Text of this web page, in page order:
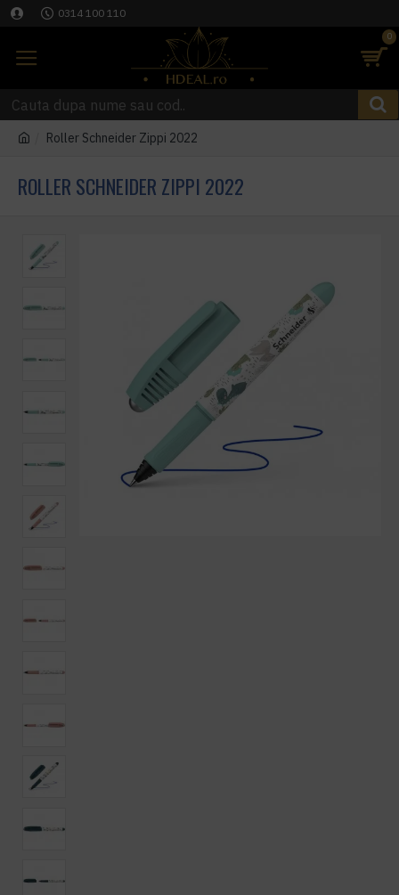
0314 100 110
0
Roller Schneider Zippi 2022
ROLLER SCHNEIDER ZIPPI 2022